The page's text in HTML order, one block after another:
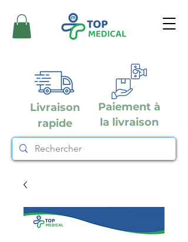
Livraison
rapide
Paiement à
la livraison